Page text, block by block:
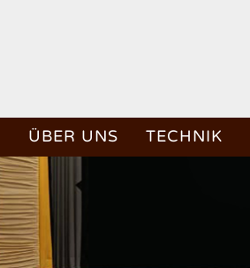
ÜBER UNS TECHNIK